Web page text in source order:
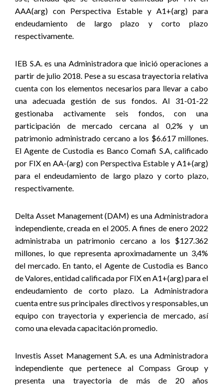
AAA(arg) con Perspectiva Estable y A1+(arg) para
endeudamiento de largo plazo y corto plazo
respectivamente.
IEB S.A. es una Administradora que inició operaciones a
partir de julio 2018. Pese a su escasa trayectoria relativa
cuenta con los elementos necesarios para llevar a cabo
una adecuada gestión de sus fondos. Al 31-01-22
gestionaba activamente seis fondos, con una
participación de mercado cercana al 0,2% y un
patrimonio administrado cercano a los $6.617 millones.
El Agente de Custodia es Banco Comafi S.A, calificado
por FIX en AA-(arg) con Perspectiva Estable y A1+(arg)
para el endeudamiento de largo plazo y corto plazo,
respectivamente.
Delta Asset Management (DAM) es una Administradora
independiente, creada en el 2005. A fines de enero 2022
administraba un patrimonio cercano a los $127.362
millones, lo que representa aproximadamente un 3,4%
del mercado. En tanto, el Agente de Custodia es Banco
de Valores, entidad calificada por FIX en A1+(arg) para el
endeudamiento de corto plazo. La Administradora
cuenta entre sus principales directivos y responsables, un
equipo con trayectoria y experiencia de mercado, así
como una elevada capacitación promedio.
Investis Asset Management S.A. es una Administradora
independiente que pertenece al Compass Group y
presenta una trayectoria de más de 20 años